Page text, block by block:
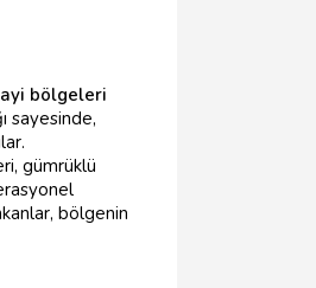
bölgeleri
sayesinde,
gümrüklü
bölgenin